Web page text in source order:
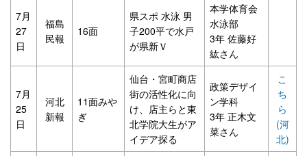
7月
27
日
福島
民報
16面
県スポ 水泳 男
子200平で水戸
が県新Ｖ
本学体育会
水泳部
3年 佐藤好
紘さん
7月
25
日
河北
新報
11面みや
ぎ
仙台・宮町商店
街の活性化に向
け、店主らと東
北学院大生がア
イデア探る
政策デザイ
ン学科
3年 正木文
菜さん
こ
ち
ら
(河
北)